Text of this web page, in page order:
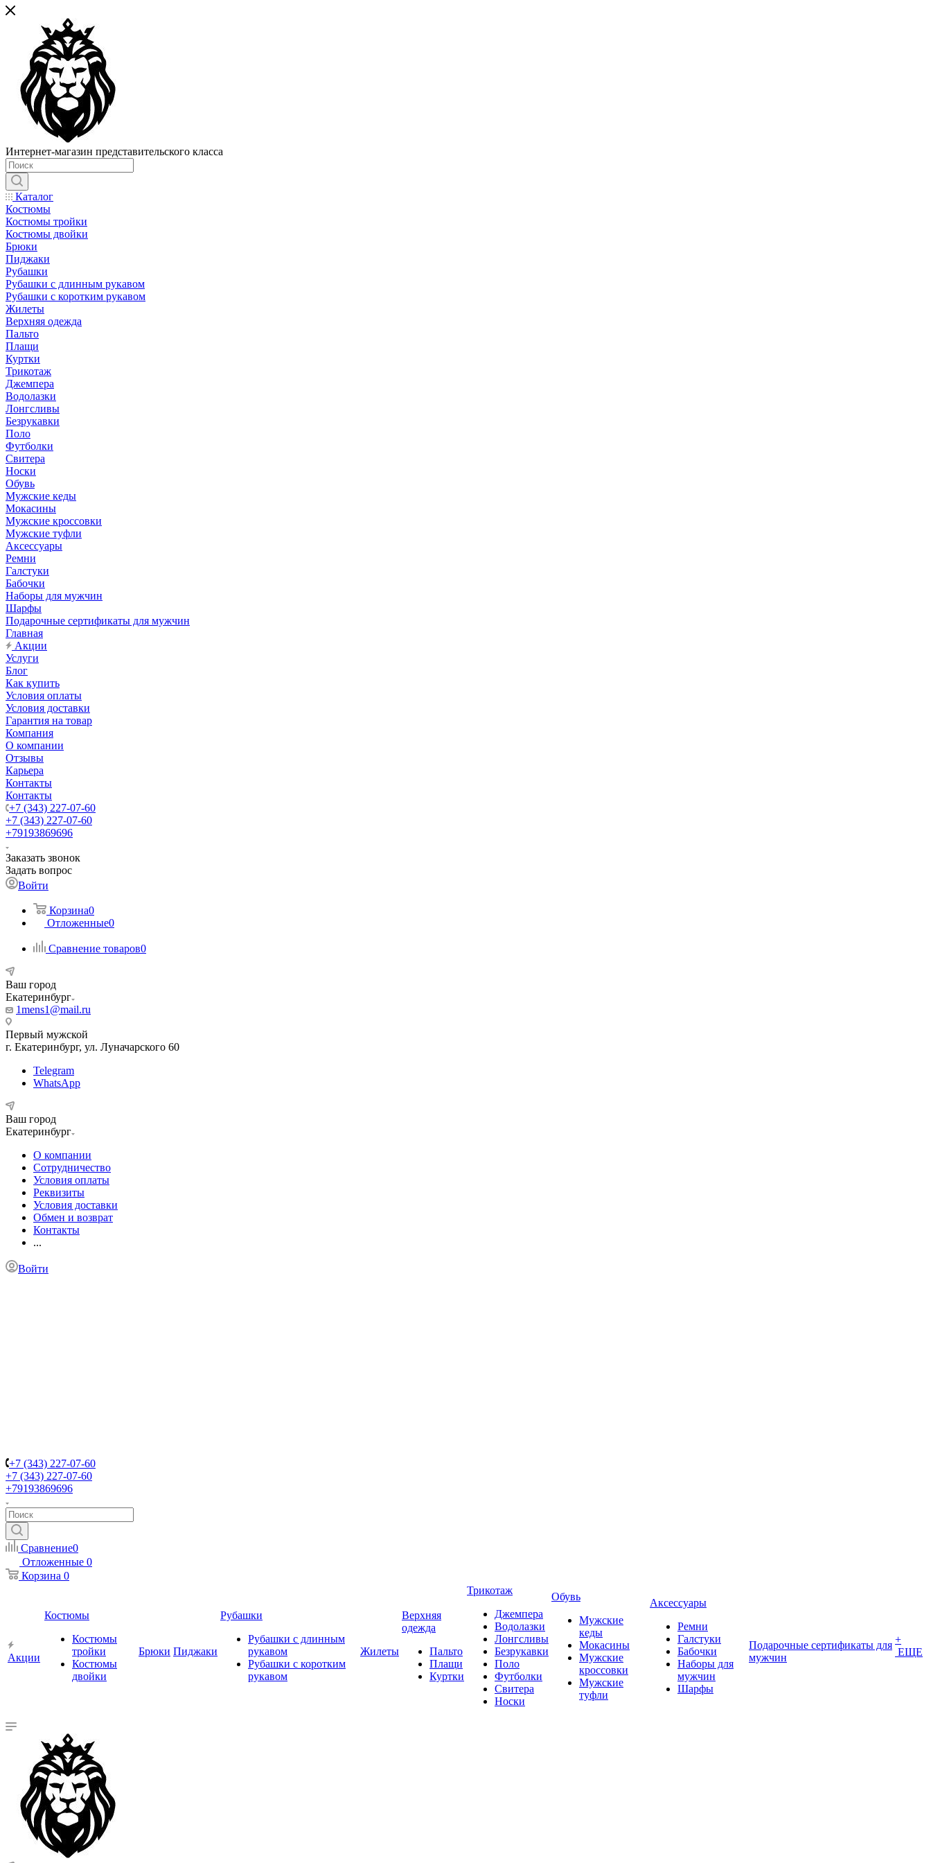
Интернет-магазин представительского класса
Каталог
Костюмы
Костюмы тройки
Костюмы двойки
Брюки
Пиджаки
Рубашки
Рубашки с длинным рукавом
Рубашки с коротким рукавом
Жилеты
Верхняя одежда
Пальто
Плащи
Куртки
Трикотаж
Джемпера
Водолазки
Лонгсливы
Безрукавки
Поло
Футболки
Свитера
Носки
Обувь
Мужские кеды
Мокасины
Мужские кроссовки
Мужские туфли
Аксессуары
Ремни
Галстуки
Бабочки
Наборы для мужчин
Шарфы
Подарочные сертификаты для мужчин
Главная
Акции
Услуги
Блог
Как купить
Условия оплаты
Условия доставки
Гарантия на товар
Компания
О компании
Отзывы
Карьера
Контакты
Контакты
+7 (343) 227-07-60
+7 (343) 227-07-60
+79193869696
Заказать звонок
Задать вопрос
Войти
Корзина0
Отложенные0
Сравнение товаров0
Ваш город
Екатеринбург
1mens1@mail.ru
Первый мужской
г. Екатеринбург, ул. Луначарского 60
Telegram
WhatsApp
Ваш город
Екатеринбург
О компании
Сотрудничество
Условия оплаты
Реквизиты
Условия доставки
Обмен и возврат
Контакты
...
Войти
+7 (343) 227-07-60
+7 (343) 227-07-60
+79193869696
Сравнение0
Отложенные 0
Корзина 0
Акции
Костюмы
Костюмы
тройки
Костюмы
двойки
Брюки Пиджаки
Рубашки
Рубашки с длинным
рукавом
Рубашки с коротким
рукавом
Жилеты
Верхняя
одежда
Пальто
Плащи
Куртки
Трикотаж
Джемпера
Водолазки
Лонгсливы
Безрукавки
Поло
Футболки
Свитера
Носки
Обувь
Мужские
кеды
Мокасины
Мужские
кроссовки
Мужские
туфли
Аксессуары
Ремни
Галстуки
Бабочки
Наборы для
мужчин
Шарфы
Подарочные сертификаты для
мужчин
+
ЕЩЕ